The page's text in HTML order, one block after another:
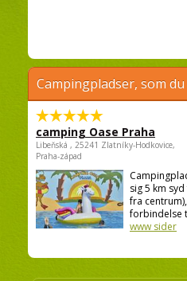
Campingpladser, som
camping Oase Praha
Libeňská , 25241 Zlatníky-Hodkovice,
Praha-západ
sig 5 km
fra
forbindelse
www sider